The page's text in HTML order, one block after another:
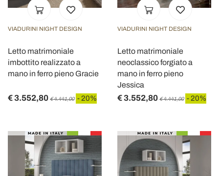
VIADURINI NIGHT DESIGN
Letto matrimoniale
imbottito realizzato a
mano in ferro pieno Gracie
€ 3.552,80 € 4.441,00 - 20%
VIADURINI NIGHT DESIGN
Letto matrimoniale
neoclassico forgiato a
mano in ferro pieno
Jessica
€ 3.552,80 € 4.441,00 - 20%